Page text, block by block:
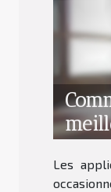
pour
Les